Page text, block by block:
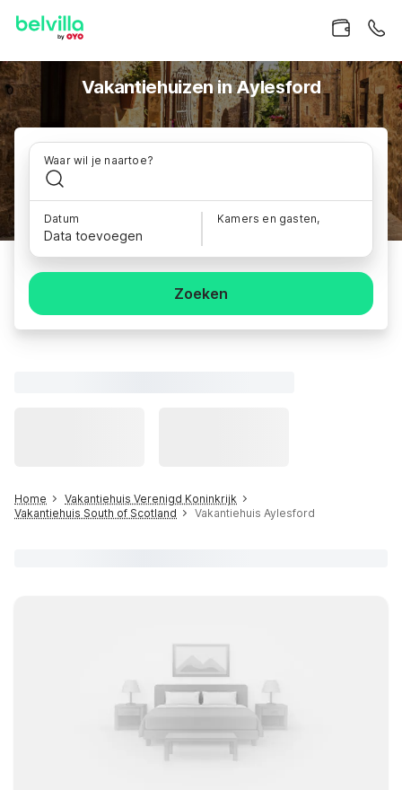
Vakantiehuizen in Aylesford
Waar wil je naartoe?
Datum
Data toevoegen
Kamers en gasten,
Zoeken
Home
Vakantiehuis Verenigd Koninkrijk
Vakantiehuis South of Scotland
Vakantiehuis Aylesford